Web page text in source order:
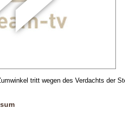
tritt wegen des Verdachts der